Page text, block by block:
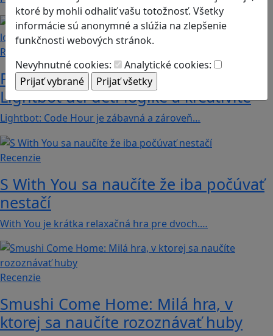
ktoré by mohli odhaliť vašu totožnosť. Všetky
informácie sú anonymné a slúžia na zlepšenie
funkčnosti webových stránok.
Nevyhnutné cookies:
Analytické cookies:
Recenzie
Prvé kroky do sveta programovania:
Lightbot učí deti logike a kreativite
Lightbot: Code Hour je zábavná a zároveň…
Recenzie
S With You sa naučíte že iba počúvať
nestačí
With You je krátka relaxačná hra pre dvoch.…
Recenzie
Smushi Come Home: Milá hra, v
ktorej sa naučíte rozoznávať huby